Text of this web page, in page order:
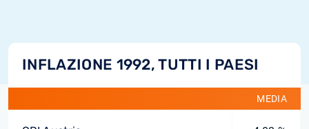
INFLAZIONE 1992, TUTTI I PAESI
MEDIA